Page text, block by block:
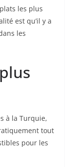
les plus
est qu’il y a
les
à la Turquie,
tout
pour les